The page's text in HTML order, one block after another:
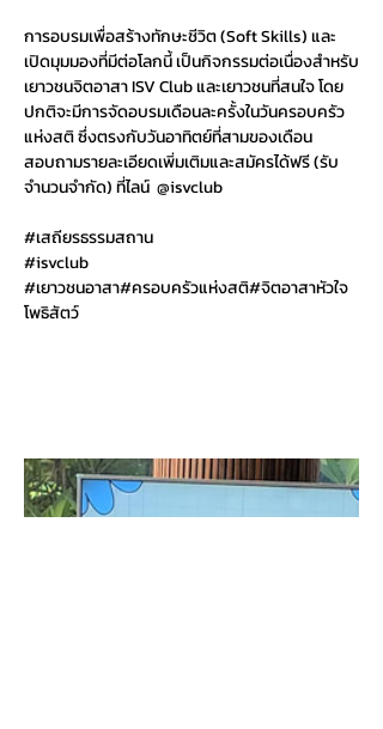
การอบรมเพื่อสร้างทักษะชีวิต (Soft Skills) และ
เปิดมุมมองที่มีต่อโลกนี้ เป็นกิจกรรมต่อเนื่องสำหรับ
เยาวชนจิตอาสา ISV Club และเยาวชนที่สนใจ โดย
ปกติจะมีการจัดอบรมเดือนละครั้งในวันครอบครัว
แห่งสติ ซึ่งตรงกับวันอาทิตย์ที่สามของเดือน
สอบถามรายละเอียดเพิ่มเติมและสมัครได้ฟรี (รับ
จำนวนจำกัด) ที่ไลน์  @isvclub
#เสถียรธรรมสถาน
#isvclub
#เยาวชนอาสา#ครอบครัวแห่งสติ#จิตอาสาหัวใจ
โพธิสัตว์